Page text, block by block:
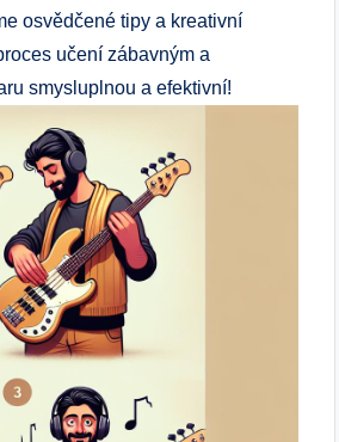
osvědčené tipy a kreativní
učení zábavným a
smysluplnou a efektivní!